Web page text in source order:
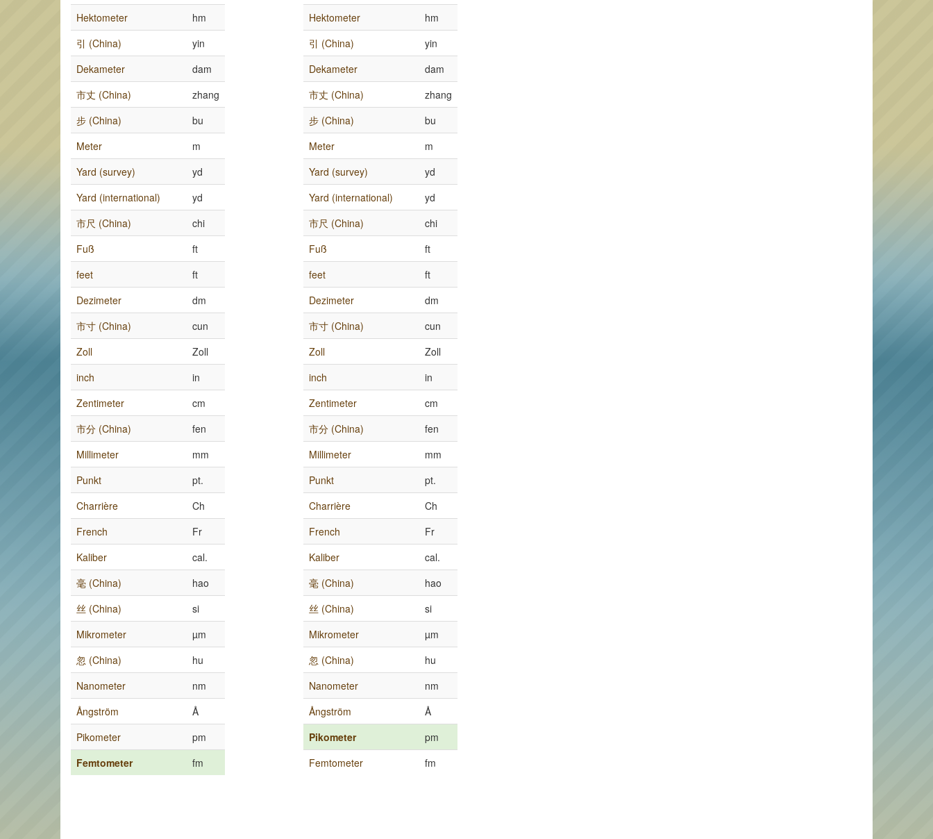
Hektometer
hm
引 (China)
yin
Dekameter
dam
市丈 (China)
zhang
步 (China)
bu
Meter
m
Yard (survey)
yd
Yard (international)
yd
市尺 (China)
chi
Fuß
ft
feet
ft
Dezimeter
dm
市寸 (China)
cun
Zoll
Zoll
inch
in
Zentimeter
cm
市分 (China)
fen
Millimeter
mm
Punkt
pt.
Charrière
Ch
French
Fr
Kaliber
cal.
毫 (China)
hao
丝 (China)
si
Mikrometer
µm
忽 (China)
hu
Nanometer
nm
Ångström
Å
Pikometer
pm
Femtometer
fm
Hektometer
hm
引 (China)
yin
Dekameter
dam
市丈 (China)
zhang
步 (China)
bu
Meter
m
Yard (survey)
yd
Yard (international)
yd
市尺 (China)
chi
Fuß
ft
feet
ft
Dezimeter
dm
市寸 (China)
cun
Zoll
Zoll
inch
in
Zentimeter
cm
市分 (China)
fen
Millimeter
mm
Punkt
pt.
Charrière
Ch
French
Fr
Kaliber
cal.
毫 (China)
hao
丝 (China)
si
Mikrometer
µm
忽 (China)
hu
Nanometer
nm
Ångström
Å
Pikometer
pm
Femtometer
fm